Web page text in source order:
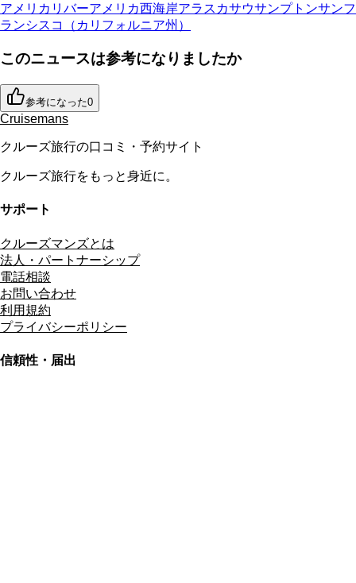
アメリカリバーアメリカ西海岸アラスカサウサンプトンサンフ
ランシスコ（カリフォルニア州）
このニュースは参考になりましたか
参考になった0
Cruisemans
クルーズ旅行の口コミ・予約サイト
クルーズ旅行をもっと身近に。
サポート
クルーズマンズとは
法人・パートナーシップ
電話相談
お問い合わせ
利用規約
プライバシーポリシー
信頼性・届出